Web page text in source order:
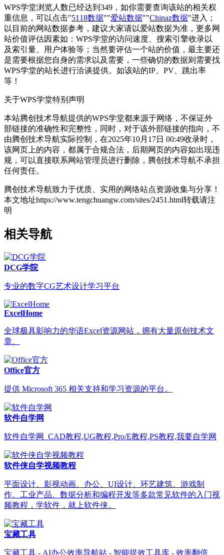
WPS学堂浏览人数已经达到349，如你需要查询该站的相关权
重信息，可以点击"5118数据""爱站数据""Chinaz数据"进入；
以目前的网站数据参考，建议大家请以爱站数据为准，更多网
站价值评估因素如：WPS学堂的访问速度、搜索引擎收录以
及索引量、用户体验等；当然要评估一个站的价值，最主要还
是需要根据您自身的需求以及需要，一些确切的数据则需要找
WPS学堂的站长进行洽谈提供。如该站的IP、PV、跳出率
等！
关于WPS学堂特别声明
本站腾创技术导航提供的WPS学堂都来源于网络，不保证外
部链接的准确性和完整性，同时，对于该外部链接的指向，不
由腾创技术导航实际控制，在2025年10月17日 00:49收录时，
该网页上的内容，都属于合规合法，后期网页的内容如出现违
规，可以直接联系网站管理员进行删除，腾创技术导航不承担
任何责任。
腾创技术导航致力于优质、实用的网络站点资源收集与分享！
本文地址https://www.tengchuangw.com/sites/2451.html转载请注
明
相关导航
DCG学院
专业的数字CG艺术设计学习平台
ExcelHome
全球极具影响力的华语Excel资源网站，拥有大量原创技术文
章、
Office官方
提供 Microsoft 365 相关支持和学习资源的平台。
软件自学网
软件自学网_CAD教程,UG教程,Pro/E教程,PS教程,我要自学网
软件侠自学视频教程
平面设计、影视动画、办公、UI设计、环艺建筑、游戏制
作、工业产品、数据分析和编程开发等多款常见软件的入门视
频教程，学软件，就上软件侠。
宝藏工具
宝藏工具 - AI办公效率导航站 - 智能提效工具库 - 效率翻倍